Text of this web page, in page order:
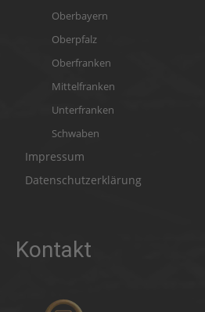
Oberbayern
Oberpfalz
Oberfranken
Mittelfranken
Unterfranken
Schwaben
Impressum
Datenschutzerklärung
Kontakt